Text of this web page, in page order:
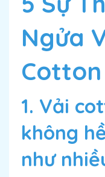
Ngửa
Cotton
1. Vải
không
như